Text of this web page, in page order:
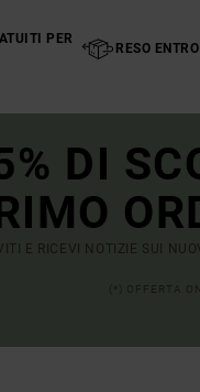
PER
RESO
DI
E RICEVI NOTIZIE SUI